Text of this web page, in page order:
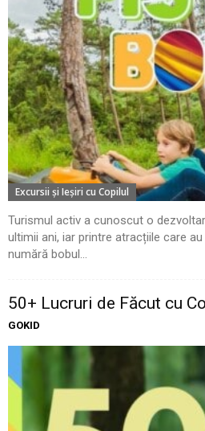
Excursii şi Ieşiri cu Copilul
Turismul activ a cunoscut o
ultimii ani, iar printre atracțiile care
numără bobul...
50+ Lucruri de Făcut cu
GOKID